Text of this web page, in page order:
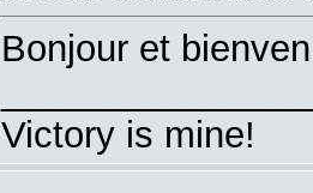
Bonjour et
Victory is mine!